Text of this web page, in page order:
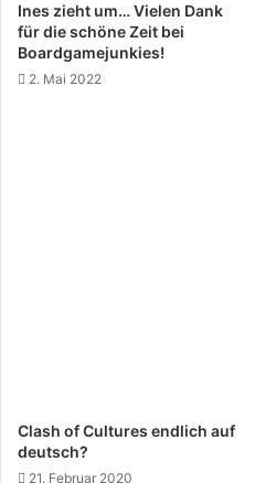
Ines zieht um… Vielen Dank
für die schöne Zeit bei
Boardgamejunkies!
2. Mai 2022
Clash of Cultures endlich auf
deutsch?
21. Februar 2020